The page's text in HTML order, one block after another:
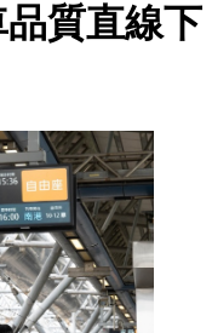
質直線下